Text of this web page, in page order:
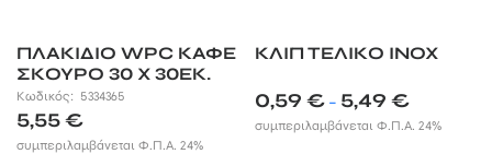
ΠΛΑΚΙΔΙΟ WPC ΚΑΦΕ
ΣΚΟΥΡΟ 30 X 30ΕΚ.
Κωδικός: 5334365
5,55€
συμπεριλαμβάνεται Φ.Π.Α. 24%
ΚΛΙΠ ΤΕΛΙΚΟ INOX
0,59€ – 5,49€
range:
συμπεριλαμβάνεται Φ.Π.Α. 24%